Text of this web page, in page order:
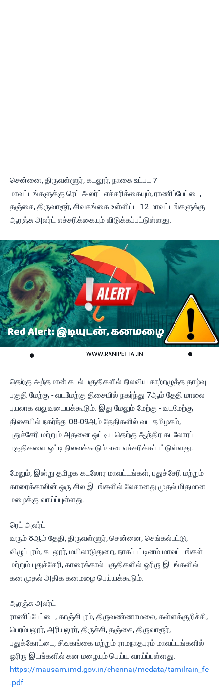
சென்னை, திருவள்ளூர், கடலூர், நாகை உட்பட 7
மாவட்டங்களுக்கு ரெட் அலர்ட் எச்சரிக்கையும், ராணிப்பேட்டை,
தஞ்சை, திருவாரூர், சிவகங்கை உள்ளிட்ட 12 மாவட்டங்களுக்கு
ஆரஞ்சு அலர்ட் எச்சரிக்கையும் விடுக்கப்பட்டுள்ளது.
தெற்கு அந்தமான் கடல் பகுதிகளில் நிலவிய காற்றழுத்த தாழ்வு
பகுதி மேற்கு - வடமேற்கு திசையில் நகர்ந்து 7ஆம் தேதி மாலை
புயலாக வலுவடையக்கூடும். இது மேலும் மேற்கு - வடமேற்கு
திசையில் நகர்ந்து 08-09ஆம் தேதிகளில் வட தமிழகம்,
புதுச்சேரி மற்றும் அதனை ஒட்டிய தெற்கு ஆந்திர கடலோரப்
பகுதிகளை ஒட்டி நிலவக்கூடும் என எச்சரிக்கப்பட்டுள்ளது.
மேலும், இன்று தமிழக கடலோர மாவட்டங்கள், புதுச்சேரி மற்றும்
காரைக்காலின் ஒரு சில இடங்களில் லேசானது முதல் மிதமான
மழைக்கு வாய்ப்புள்ளது.
ரெட் அலர்ட்
வரும் 8ஆம் தேதி, திருவள்ளூர், சென்னை, செங்கல்பட்டு,
விழுப்புரம், கடலூர், மயிலாடுதுறை, நாகப்பட்டினம் மாவட்டங்கள்
மற்றும் புதுச்சேரி, காரைக்கால் பகுதிகளில் ஓரிரு இடங்களில்
கன முதல் அதிக கனமழை பெய்யக்கூடும்.
ஆரஞ்சு அலர்ட்
ராணிப்பேட்டை, காஞ்சிபுரம், திருவண்ணாமலை, கள்ளக்குறிச்சி,
பெரம்பலூர், அரியலூர், திருச்சி, தஞ்சை, திருவாரூர்,
புதுக்கோட்டை, சிவகங்கை மற்றும் ராமநாதபுரம் மாவட்டங்களில்
ஓரிரு இடங்களில் கன மழையும் பெய்ய வாய்ப்புள்ளது.
https://mausam.imd.gov.in/chennai/mcdata/tamilrain_fc
.pdf